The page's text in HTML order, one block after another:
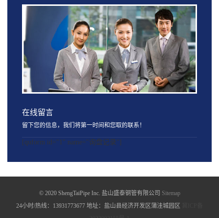
在线留言
留下您的信息，我们将第一时间和您取的联系！
[quform id="1" name="询盘记录"]
© 2020 ShengTaiPipe Inc. 盐山盛泰钢管有限公司 Sitemap
24小时/热线：13931773677 地址：盐山县经济开发区蒲洼城园区